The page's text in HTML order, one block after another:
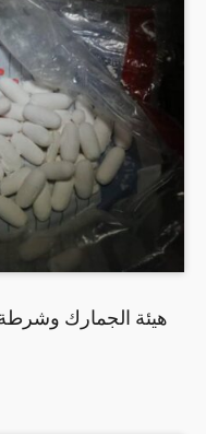
هيئة الجمارك